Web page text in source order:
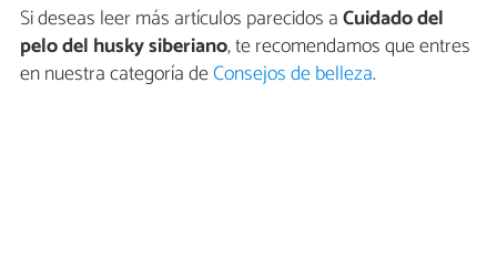
Si deseas leer más artículos parecidos aCuidado del
pelo del husky siberiano, te recomendamos que entres
en nuestra categoría deConsejos de belleza.